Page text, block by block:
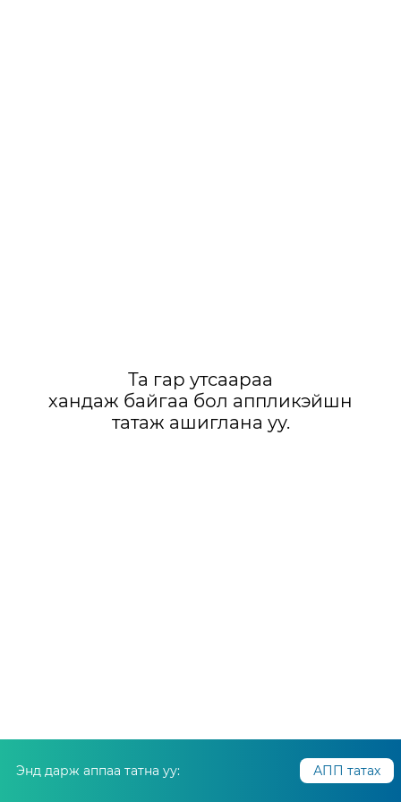
Та гар утсаараа
хандаж байгаа бол аппликэйшн
татаж ашиглана уу.
Энд дарж аппаа татна уу: АПП татах